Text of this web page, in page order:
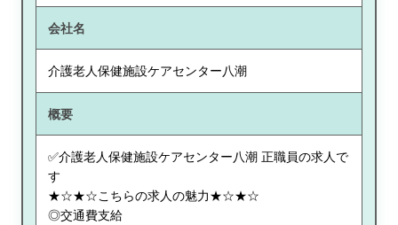
会社名
介護老人保健施設ケアセンター八潮
概要
✅介護老人保健施設ケアセンター八潮 正職員の求人で
す
★☆★☆こちらの求人の魅力★☆★☆
◎交通費支給